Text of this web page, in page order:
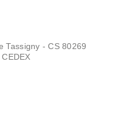
Tassigny - CS 80269